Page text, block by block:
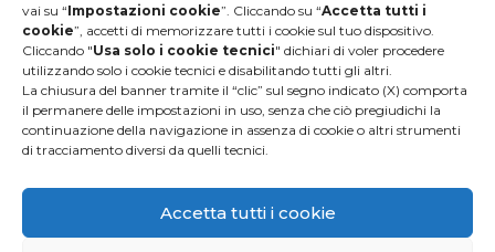
vai su “Impostazioni cookie”. Cliccando su “Accetta tutti i
cookie”, accetti di memorizzare tutti i cookie sul tuo dispositivo.
Cliccando "Usa solo i cookie tecnici" dichiari di voler procedere
utilizzando solo i cookie tecnici e disabilitando tutti gli altri.
La chiusura del banner tramite il “clic” sul segno indicato (X) comporta
il permanere delle impostazioni in uso, senza che ciò pregiudichi la
continuazione della navigazione in assenza di cookie o altri strumenti
di tracciamento diversi da quelli tecnici.
Accetta tutti i cookie
20006 Pregnana Milanese (MI)
Tel. 02-9396401